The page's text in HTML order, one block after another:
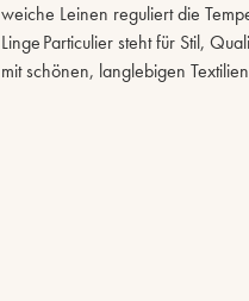
weiche Leinen reguliert die
Linge Particulier steht für Stil,
mit schönen, langlebigen